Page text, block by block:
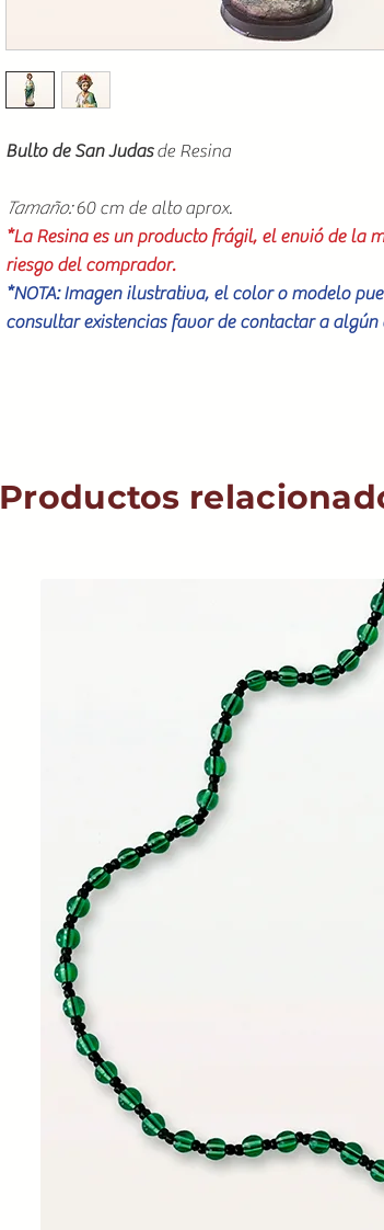
Bulto de San Judasde Resina
Tamaño:60 cm de alto aprox.
*La Resina es un producto frágil, el envió de la
riesgo del comprador.
*NOTA: Imagen ilustrativa, el color o modelo
consultar existencias favor de contactar a algún
Productos